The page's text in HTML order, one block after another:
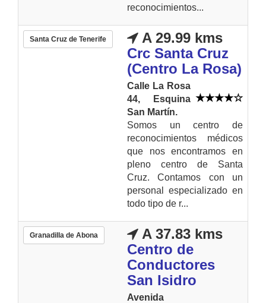
reconocimientos...
Santa Cruz de Tenerife
A 29.99 kms
Crc Santa Cruz
(Centro La Rosa)
Calle La Rosa
44, Esquina
San Martín.
Somos un centro de
reconocimientos médicos
que nos encontramos en
pleno centro de Santa
Cruz. Contamos con un
personal especializado en
todo tipo de r...
Granadilla de Abona
A 37.83 kms
Centro de
Conductores
San Isidro
Avenida